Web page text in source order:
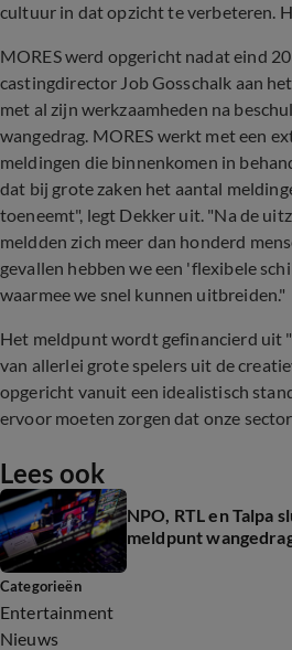
cultuur in dat opzicht te verbeteren.
MORES werd opgericht nadat eind
castingdirector Job Gosschalk aan
met al zijn werkzaamheden na
wangedrag. MORES werkt met een
meldingen die binnenkomen in
dat bij grote zaken het aantal
toeneemt", legt Dekker uit. "Na de
meldden zich meer dan honderd
gevallen hebben we een 'flexibele
waarmee we snel kunnen uitbreiden."
Het meldpunt wordt gefinancierd uit
van allerlei grote spelers uit de
opgericht vanuit een idealistisch
ervoor moeten zorgen dat onze
Lees ook
NPO, RTL en Talpa
meldpunt
Categorieën
Entertainment
Nieuws